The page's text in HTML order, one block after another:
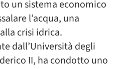
un sistema economico
l’acqua, una
crisi idrica.
dall’Università degli
II, ha condotto uno